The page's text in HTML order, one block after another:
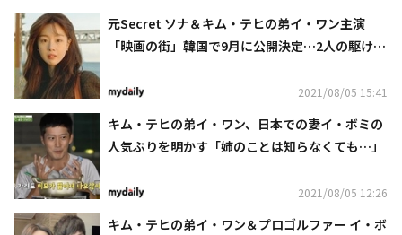
元Secret ソナ＆キム・テヒの弟イ・ワン主演
「映画の街」韓国で9月に公開決定…2人の駆け引
2021/08/05 15:41
キム・テヒの弟イ・ワン、日本での妻イ・ボミの
人気ぶりを明かす「姉のことは知らなくても…」
2021/08/05 12:26
キム・テヒの弟イ・ワン＆プロゴルファー イ・ボ